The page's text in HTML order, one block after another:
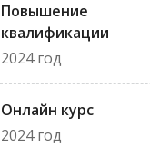
Повышение
квалификации
2024 год
Онлайн курс
2024 год